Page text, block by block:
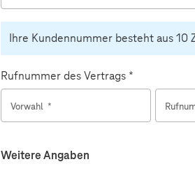
Ihre Kundennummer besteht aus
Rufnummer des Vertrags *
Vorwahl *
Weitere Angaben